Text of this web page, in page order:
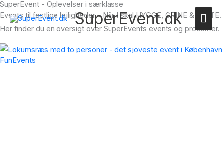
SuperEvent.dk
SuperEvent - Oplevelser i særklasse
Events til festlige lejligheder – Når I skal HYGGE, GRINE & FESTE.
Her finder du en oversigt over SuperEvents events og produkter.
FunEvents